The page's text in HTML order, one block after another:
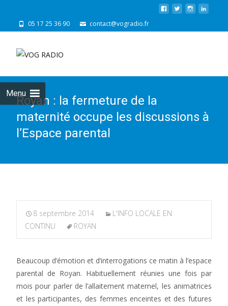
05 17 25 36 90 contact@vogradio.fr
Menu
Royan : la fermeture de la
maternité occupe les discussions à
l’Espace parental
8 septembre 2014
L'INFO LOCALE EN
CONTINU
ROYAN
Beaucoup d’émotion et d’interrogations ce matin à l’espace
parental de Royan. Habituellement réunies une fois par
mois pour parler de l’allaitement maternel, les animatrices
et les participantes, des femmes enceintes et des futures